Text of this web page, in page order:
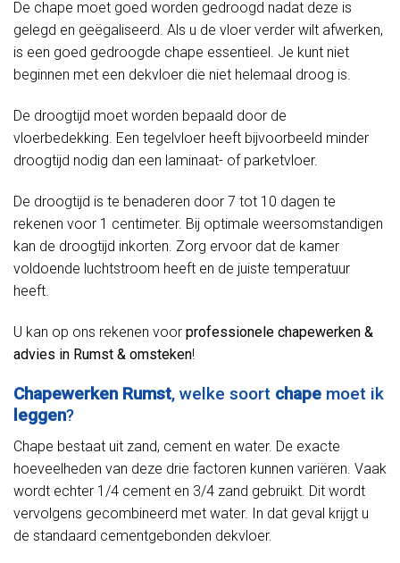
De chape moet goed worden gedroogd nadat deze is
gelegd en geëgaliseerd. Als u de vloer verder wilt afwerken,
is een goed gedroogde chape essentieel. Je kunt niet
beginnen met een dekvloer die niet helemaal droog is.
De droogtijd moet worden bepaald door de
vloerbedekking. Een tegelvloer heeft bijvoorbeeld minder
droogtijd nodig dan een laminaat- of parketvloer.
De droogtijd is te benaderen door 7 tot 10 dagen te
rekenen voor 1 centimeter. Bij optimale weersomstandigen
kan de droogtijd inkorten. Zorg ervoor dat de kamer
voldoende luchtstroom heeft en de juiste temperatuur
heeft.
U kan op ons rekenen voor professionele chapewerken &
advies in Rumst & omsteken!
Chapewerken Rumst, welke soort chape moet ik
leggen?
Chape bestaat uit zand, cement en water. De exacte
hoeveelheden van deze drie factoren kunnen variëren. Vaak
wordt echter 1/4 cement en 3/4 zand gebruikt. Dit wordt
vervolgens gecombineerd met water. In dat geval krijgt u
de standaard cementgebonden dekvloer.